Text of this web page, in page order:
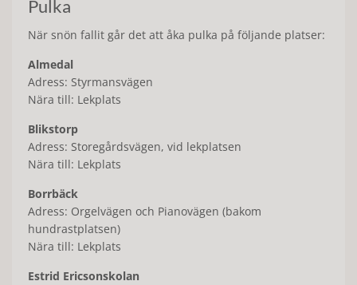
Pulka
När snön fallit går det att åka pulka på följande platser:
Almedal
Adress: Styrmansvägen
Nära till: Lekplats
Blikstorp
Adress: Storegårdsvägen, vid lekplatsen
Nära till: Lekplats
Borrbäck
Adress: Orgelvägen och Pianovägen (bakom
hundrastplatsen)
Nära till: Lekplats
Estrid Ericsonskolan